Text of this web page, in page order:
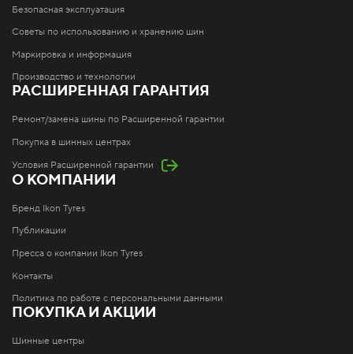
Безопасная эксплуатация
Советы по использованию и хранению шин
Маркировка и информация
Производство и технологии
РАСШИРЕННАЯ ГАРАНТИЯ
Ремонт/замена шины по Расширенной гарантии
Покупка в шинных центрах
Условия Расширенной гарантии
О КОМПАНИИ
Бренд Ikon Tyres
Публикации
Пресса о компании Ikon Tyres
Контакты
Политика по работе с персональными данными
ПОКУПКА И АКЦИИ
Шинные центры